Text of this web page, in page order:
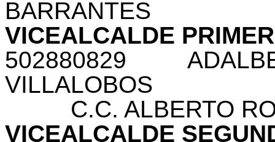
BARRANTES
VICEALCALDE
502880829
VILLALOBOS
C.C. ALBERTO
VICEALCALDE